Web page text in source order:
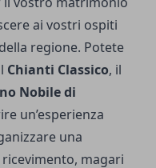
ai vostri ospiti
regione. Potete
Chianti Classico, il
Nobile di
un’esperienza
una
magari